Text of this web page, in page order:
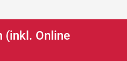
(inkl. Online